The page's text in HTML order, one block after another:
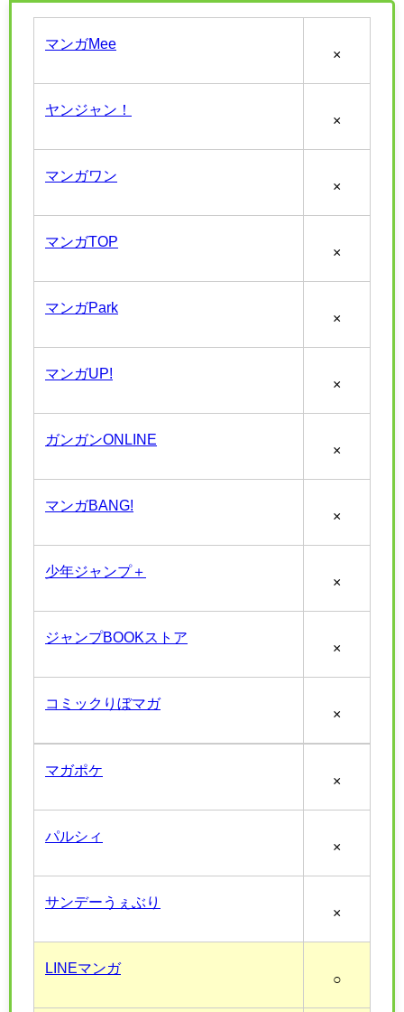
マンガMee
×
ヤンジャン！
×
マンガワン
×
マンガTOP
×
マンガPark
×
マンガUP!
×
ガンガンONLINE
×
マンガBANG!
×
少年ジャンプ＋
×
ジャンプBOOKストア
×
コミックりぼマガ
×
マガポケ
×
パルシィ
×
サンデーうぇぶり
×
LINEマンガ
○